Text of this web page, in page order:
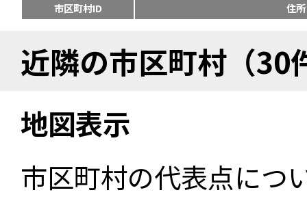
市区町村ID
住所
近隣の市区町村（30
地図表示
市区町村の代表点につ